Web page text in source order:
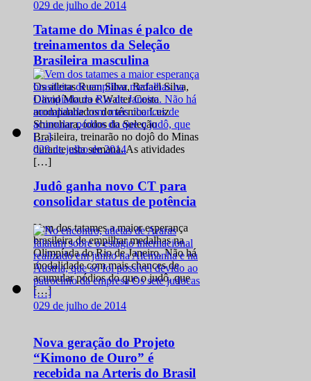
029 de julho de 2014
Tatame do Minas é palco de
treinamentos da Seleção
Brasileira masculina
Os atletas Ruan Silva, Rafael Silva,
David Moura e Walter Costa
acompanhados do técnico Luiz
Shinohara, todos da Seleção
Brasileira, treinarão no dojô do Minas
durante esta semana. As atividades
[…]
029 de julho de 2014
Judô ganha novo CT para
consolidar status de potência
Vem dos tatames a maior esperança
brasileira de empilhar medalhas na
Olimpíada do Rio de Janeiro. Não há
modalidade com mais chances de
acumular pódios do que o judô, que
[…]
029 de julho de 2014
Nova geração do Projeto
“Kimono de Ouro” é
recebida na Arteris do Brasil